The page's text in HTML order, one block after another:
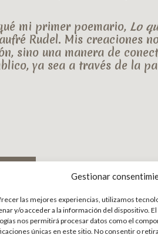
Gestionar
las mejores experiencias, utilizamos
y/o acceder a la información del dispositivo.
nos permitirá procesar datos como el
únicas en este sitio. No consentir o
mi primer poemario, Lo
Rudel. Mis creaciones
sino una manera de
ya sea a través de la